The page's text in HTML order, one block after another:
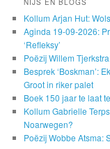
NIJS EN BLOGS
Kollum Arjan Hut:
Aginda 19-09-2026:
‘Refleksy’
Poëzij Willem
Besprek ‘Boskman’:
Groot in riker palet
Boek 150 jaar te laat
Kollum Gabrielle
Noarwegen?
Poëzij Wobbe Atsma: